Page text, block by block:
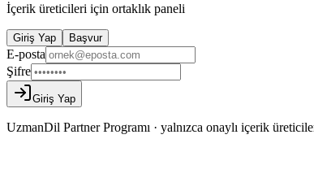
İçerik üreticileri için ortaklık paneli
Giriş Yap Başvur
E-posta
Şifre
Giriş Yap
UzmanDil Partner Programı · yalnızca onaylı içerik